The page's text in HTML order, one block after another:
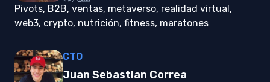
Pivots, B2B, ventas, metaverso, realidad virtual,
web3, crypto, nutrición, fitness, maratones
CTO
Juan Sebastian Correa